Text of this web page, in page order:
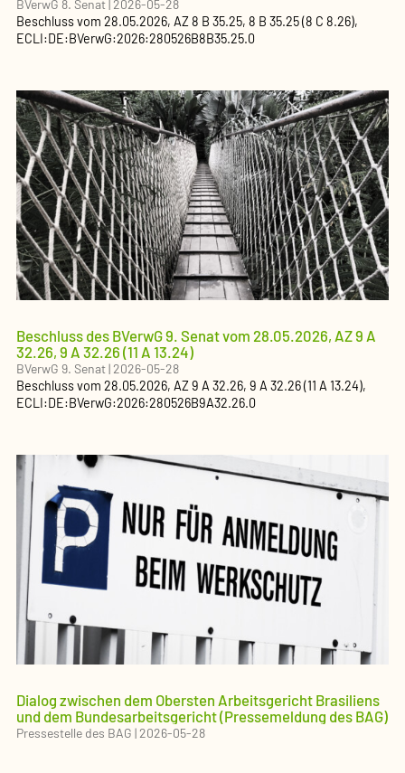
BVerwG 8. Senat 2026-05-28
Beschlussvom 28.05.2026, AZ8 B 35.25, 8 B 35.25 (8 C 8.26),
ECLI:DE:BVerwG:2026:280526B8B35.25.0
Beschluss des BVerwG 9. Senat vom 28.05.2026, AZ 9 A
32.26, 9 A 32.26 (11 A 13.24)
BVerwG 9. Senat|2026-05-28
Beschlussvom 28.05.2026, AZ9 A 32.26, 9 A 32.26 (11 A 13.24),
ECLI:DE:BVerwG:2026:280526B9A32.26.0
Dialog zwischen dem Obersten Arbeitsgericht Brasiliens
und dem Bundesarbeitsgericht (Pressemeldung des BAG)
Pressestelle des BAG |2026-05-28